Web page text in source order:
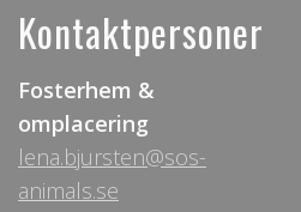
Kontaktpersoner
Fosterhem &
omplacering
lena.bjursten@sos-
animals.se